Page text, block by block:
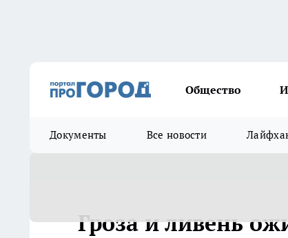
Общество
Документы Все новости
Гроза и ливень